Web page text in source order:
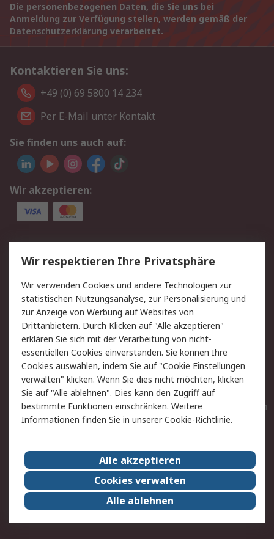
Die personenbezogenen Daten, die Sie uns bei
Anmeldung zur Verfügung stellen, werden gemäß der
Datenschutzerklärung verarbeitet.
Kontaktieren Sie uns:
+49 (0) 69 5800 14 234
Per E-Mail unter Kontakt
Sie finden uns auch auf:
Wir akzeptieren:
Service
Value Added Services
Lieferlösungen
Rücksendungen
Kontakt
Hilfe
Privatkunden
Rechtliches
AGB
Datenschutz
Cookie-Richtlinie
Zahlungsbedingungen
Copyright/Impressum
Entsorgung
Elektrogeräte/Batterien
RS weltweit
Karriere bei RS
Nachhaltigkeit
Qualität/Umwelt/ZertifikatePresse-Center
Event-Center
Wir respektieren Ihre Privatsphäre
Wir verwenden Cookies und andere Technologien zur
statistischen Nutzungsanalyse, zur Personalisierung und
zur Anzeige von Werbung auf Websites von
Drittanbietern. Durch Klicken auf "Alle akzeptieren"
erklären Sie sich mit der Verarbeitung von nicht-
essentiellen Cookies einverstanden. Sie können Ihre
Cookies auswählen, indem Sie auf "Cookie Einstellungen
verwalten" klicken. Wenn Sie dies nicht möchten, klicken
Sie auf "Alle ablehnen". Dies kann den Zugriff auf
bestimmte Funktionen einschränken. Weitere
Informationen finden Sie in unsererCookie-Richtlinie.
Alle akzeptieren
Cookies verwalten
Alle ablehnen